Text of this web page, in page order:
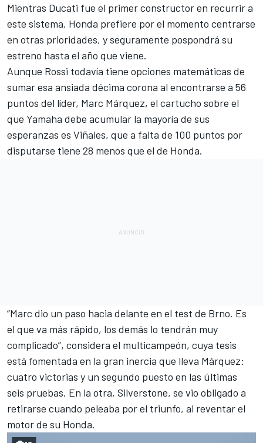
Mientras Ducati fue el primer constructor en recurrir a
este sistema, Honda prefiere por el momento centrarse
en otras prioridades, y seguramente pospondrá su
estreno hasta el año que viene.
Aunque Rossi todavía tiene opciones matemáticas de
sumar esa ansiada décima corona al encontrarse a 56
puntos del líder, Marc Márquez, el cartucho sobre el
que Yamaha debe acumular la mayoría de sus
esperanzas es Viñales, que a falta de 100 puntos por
disputarse tiene 28 menos que el de Honda.
“Marc dio un paso hacia delante en el test de Brno. Es
el que va más rápido, los demás lo tendrán muy
complicado”, considera el multicampeón, cuya tesis
está fomentada en la gran inercia que lleva Márquez:
cuatro victorias y un segundo puesto en las últimas
seis pruebas. En la otra, Silverstone, se vio obligado a
retirarse cuando peleaba por el triunfo, al reventar el
motor de su Honda.